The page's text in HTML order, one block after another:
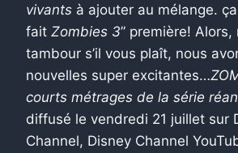
vivants à ajouter au mélange.
fait Zombies 3” première!
tambour s’il vous plaît, nous
nouvelles super excitantes…
courts métrages de la série
diffusé le vendredi 21 juillet sur
Channel, Disney Channel